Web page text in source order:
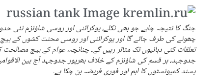
جنگ کا نتیجہ چاہے جو بھی نکلے، یوکرائنی اور روسی شاؤنزم نئی
چھونے کی طرف جائے گا اور یوکرائنی اور روسی محنت کشوں کے بیچ
تعلقات کئی دہائیوں تک متاثر رہیں گے۔ چنانچہ، عوام کے بیچ
جدوجہد، ہر قسم کی شاؤنزم کے خلاف بھرپور جدوجہد آج بین
پسند کمیونسٹوں کا اہم اور فوری فریضہ بن چکا ہے۔